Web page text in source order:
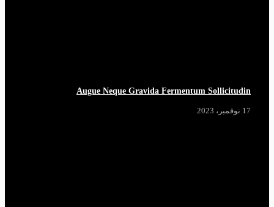
Augue Neque Gravida Fermentum Sollicitudin
17 نوفمبر، 2023